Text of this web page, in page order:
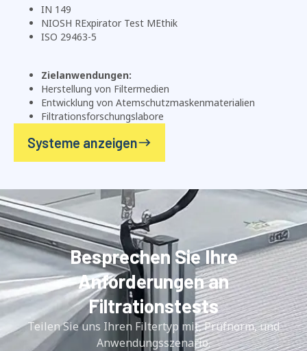
IN 149
NIOSH RExpirator Test MEthik
ISO 29463-5
Zielanwendungen:
Herstellung von Filtermedien
Entwicklung von Atemschutzmaskenmaterialien
Filtrationsforschungslabore
Systeme anzeigen
Besprechen Sie Ihre
Anforderungen an
Filtrationstests
Teilen Sie uns Ihren Filtertyp mit, Prüfnorm, und
Anwendungsszenario.